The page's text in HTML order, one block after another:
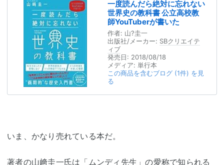
一度読んだら絶対に忘れない
世界史の教科書 公立高校教
師YouTuberが書いた
作者: 山?圭一
出版社/メーカー: SBクリエイテ
ィブ
発売日: 2018/08/18
メディア: 単行本
この商品を含むブログ (1件) を見
る
いま、かなり売れている本だ。
著者の山﨑圭一氏は「ムンディ先生」の愛称で知られる